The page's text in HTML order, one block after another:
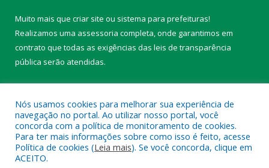
Muito mais que criar site ou sistema para prefeituras!
Realizamos uma assessoria completa, onde garantimos em
contrato que todas as exigências das leis de transparência
pública serão atendidas.
Todos os direitos reservados a Câmara Municipal de Belterra.
Nós usamos cookies para melhorar sua experiência de
navegação no portal. Ao utilizar nosso portal, você
concorda com a política de monitoramento de cookies.
Para ter mais informações sobre como isso é feito, acesse
Política de cookies (Leia mais). Se você concorda, clique em
ACEITO.